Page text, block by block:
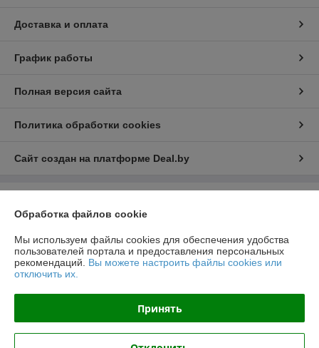
Доставка и оплата
График работы
Полная версия сайта
Политика обработки cookies
Сайт создан на платформе Deal.by
222519, Беларусь, Минская обл., г.Борисов, ул.Днепровская д.58 к.7-34
Регистрационный номер ЕГР: 691923499
Регистрационный орган: Борисовский РИК
Обработка файлов cookie
Мы используем файлы cookies для обеспечения удобства
пользователей портала и предоставления персональных
рекомендаций. Вы можете настроить файлы cookies или
отключить их.
Принять